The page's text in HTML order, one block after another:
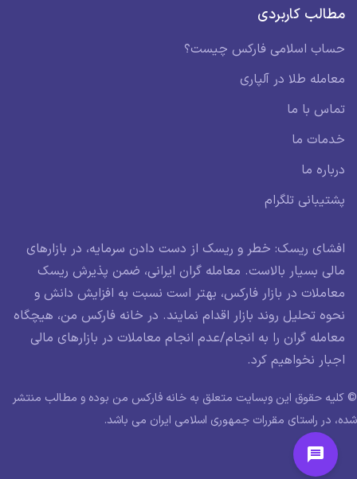
مطالب کاربردی
حساب اسلامی فارکس چیست؟
معامله طلا در آلپاری
تماس با ما
خدمات ما
درباره ما
پشتیبانی تلگرام
افشای ریسک: خطر و ریسک از دست دادن سرمایه، در بازارهای
مالی بسیار بالاست. معامله گران ایرانی، ضمن پذیرش ریسک
معاملات در بازار فارکس، بهتر است نسبت به افزایش دانش و
نحوه تحلیل روند بازار اقدام نمایند. در خانه فارکس من، هیچگاه
معامله گران را به انجام/عدم انجام معاملات در بازارهای مالی
اجبار نخواهیم کرد.
© کلیه حقوق این وبسایت متعلق به خانه فارکس من بوده و مطالب منتشر
شده، در راستای مقررات جمهوری اسلامی ایران می باشد.